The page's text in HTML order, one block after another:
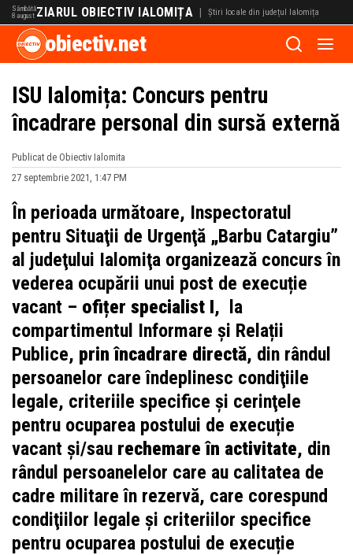
Sâmbătă
8 august ZIARUL OBIECTIV IALOMIȚA | Știri locale din județul Ialomița
obiectiv.net
ISU Ialomița: Concurs pentru
încadrare personal din sursă externă
Publicat de Obiectiv Ialomita
27 septembrie 2021, 1:47 PM
În perioada următoare, Inspectoratul
pentru Situaţii de Urgenţă „Barbu Catargiu”
al judeţului Ialomiţa organizează concurs în
vederea ocupării unui post de execuție
vacant – ofițer specialist I, la
compartimentul Informare și Relații
Publice, prin încadrare directă, din rândul
persoanelor care îndeplinesc condiţiile
legale, criteriile specifice şi cerinţele
pentru ocuparea postului de execuție
vacant și/sau rechemare în activitate, din
rândul persoanelelor care au calitatea de
cadre militare în rezervă, care corespund
condiţiilor legale şi criteriilor specifice
pentru ocuparea postului de execuție